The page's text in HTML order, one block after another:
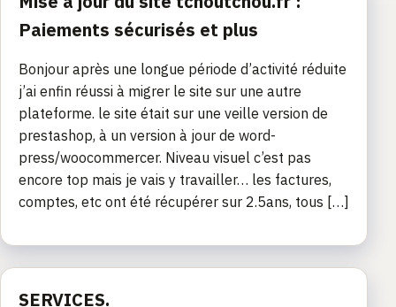
Paiements sécurisés et plus
Bonjour après une longue période d’activité réduite
j’ai enfin réussi à migrer le site sur une autre
plateforme. le site était sur une veille version de
prestashop, à un version à jour de word-
press/woocommercer. Niveau visuel c’est pas
encore top mais je vais y travailler… les factures,
comptes, etc ont été récupérer sur 2.5ans, tous […]
SERVICES.